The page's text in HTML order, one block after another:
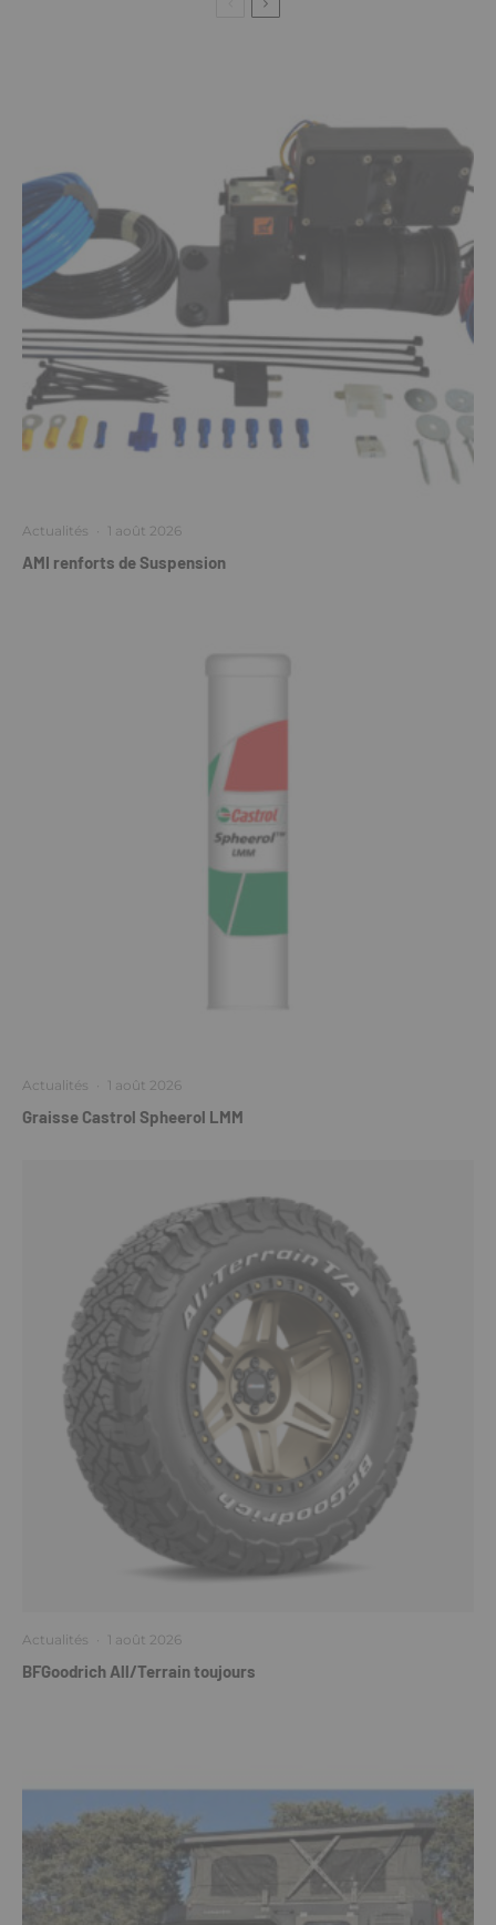
Actualités · 1 août 2026
AMI renforts de Suspension
Actualités · 1 août 2026
Graisse Castrol Spheerol LMM
Actualités · 1 août 2026
BFGoodrich All/Terrain toujours